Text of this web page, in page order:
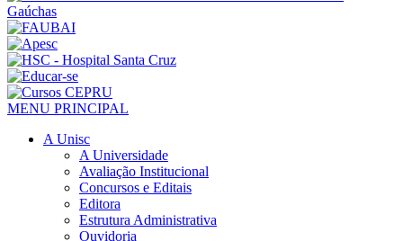
MENU PRINCIPAL
A Unisc
A Universidade
Avaliação Institucional
Concursos e Editais
Editora
Estrutura Administrativa
Ouvidoria